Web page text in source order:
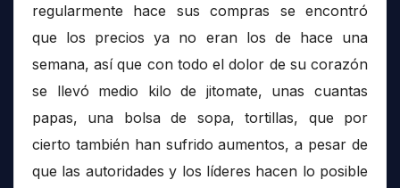
regularmente hace sus compras se encontró
que los precios ya no eran los de hace una
semana, así que con todo el dolor de su corazón
se llevó medio kilo de jitomate, unas cuantas
papas, una bolsa de sopa, tortillas, que por
cierto también han sufrido aumentos, a pesar de
que las autoridades y los líderes hacen lo posible